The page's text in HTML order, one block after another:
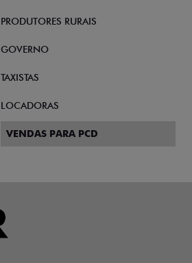
PRODUTORES RURAIS
GOVERNO
TAXISTAS
LOCADORAS
VENDAS PARA PCD